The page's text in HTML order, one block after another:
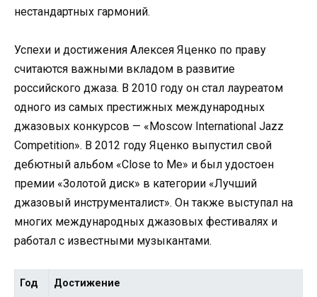
нестандартных гармоний.
Успехи и достижения Алексея Яценко по праву
считаются важными вкладом в развитие
российского джаза. В 2010 году он стал лауреатом
одного из самых престижных международных
джазовых конкурсов — «Moscow International Jazz
Competition». В 2012 году Яценко выпустил свой
дебютный альбом «Close to Me» и был удостоен
премии «Золотой диск» в категории «Лучший
джазовый инструменталист». Он также выступал на
многих международных джазовых фестивалях и
работал с известными музыкантами.
Год Достижение